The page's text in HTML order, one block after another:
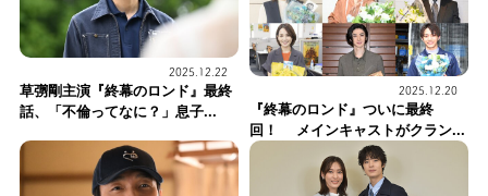
2025.12.22
草彅剛主演『終幕のロンド』最終
話、「不倫ってなに？」息子...
2025.12.20
『終幕のロンド』ついに最終
回！ メインキャストがクラン...